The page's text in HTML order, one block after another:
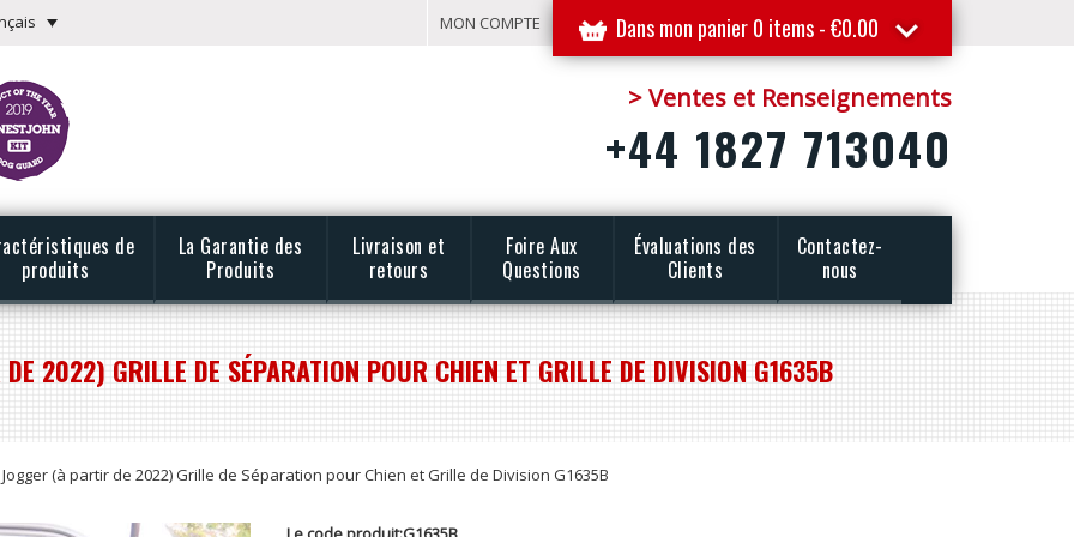
Dans mon panier 0 items -€0.00
MON COMPTE
> Ventes et Renseignements
+44 1827 713040
de
produits
La Garantie des
Produits
Livraison et
retours
Foire Aux
Questions
Évaluations des
Clients
Contactez-
nous
2022) GRILLE DE SÉPARATION POUR CHIEN ET GRILLE DE DIVISION G1635B
(à partir de 2022) Grille de Séparation pour Chien et Grille de Division G1635B